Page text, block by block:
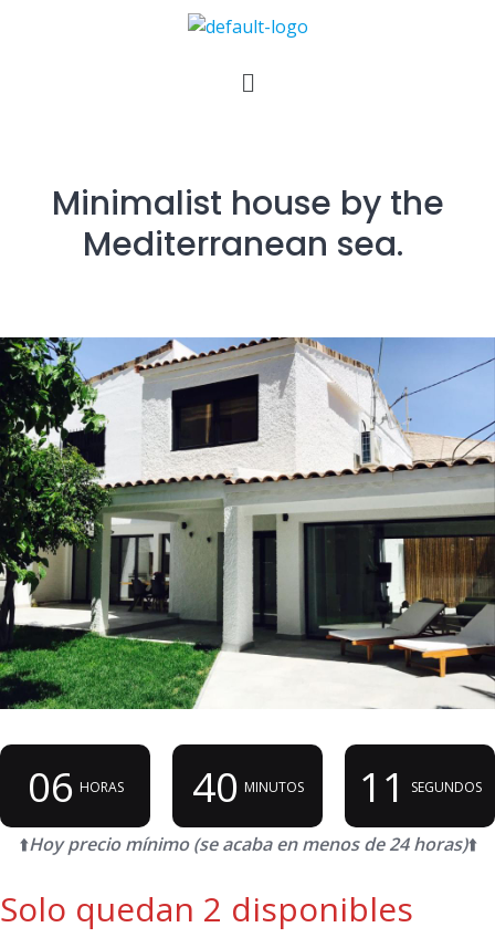
Minimalist house by the
Mediterranean sea.
06 HORAS 40 MINUTOS 11 SEGUNDOS
⬆️Hoy precio mínimo (se acaba en menos de 24 horas)⬆️
Solo quedan 2 disponibles